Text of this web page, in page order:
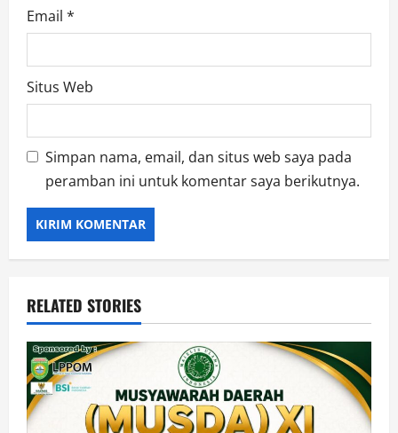
Email *
Situs Web
Simpan nama, email, dan situs web saya pada
peramban ini untuk komentar saya berikutnya.
RELATED STORIES